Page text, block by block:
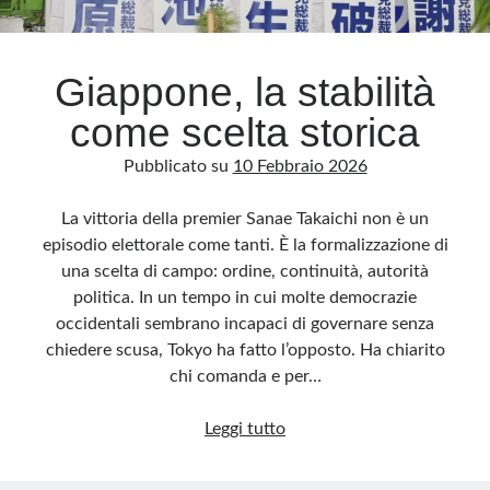
Archivio
Archivi
senza alcuna periodicità. Non può pertanto considerarsi un prodotto editoriale ai
sensi della legge n· 62 del 7.03.2001. L’autore non è responsabile di quanto
pubblicato dai lettori nei commenti ai vari post. Saranno comunque cancellati quelli
ritenuti offensivi o lesivi dell’immagine o dell’onorabilità di terzi, di genere spam,
razzisti o che contengano dati personali non conformi al rispetto delle norme sulla
diritti d’autore, vi invito a comunicarlo via e-mail a info[at]dinovalle.it e saranno
Giappone, la stabilità
come scelta storica
Pubblicato su 10 Febbraio 2026
La vittoria della premier Sanae Takaichi non è un
episodio elettorale come tanti. È la formalizzazione di
una scelta di campo: ordine, continuità, autorità
politica. In un tempo in cui molte democrazie
occidentali sembrano incapaci di governare senza
chiedere scusa, Tokyo ha fatto l’opposto. Ha chiarito
chi comanda e per…
Leggi tuttoGiappone,